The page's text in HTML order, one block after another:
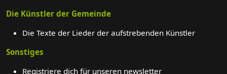
Die Künstler der Gemeinde
Die Texte der Lieder der aufstrebenden Künstler
Sonstiges
Registriere dich für unseren newsletter